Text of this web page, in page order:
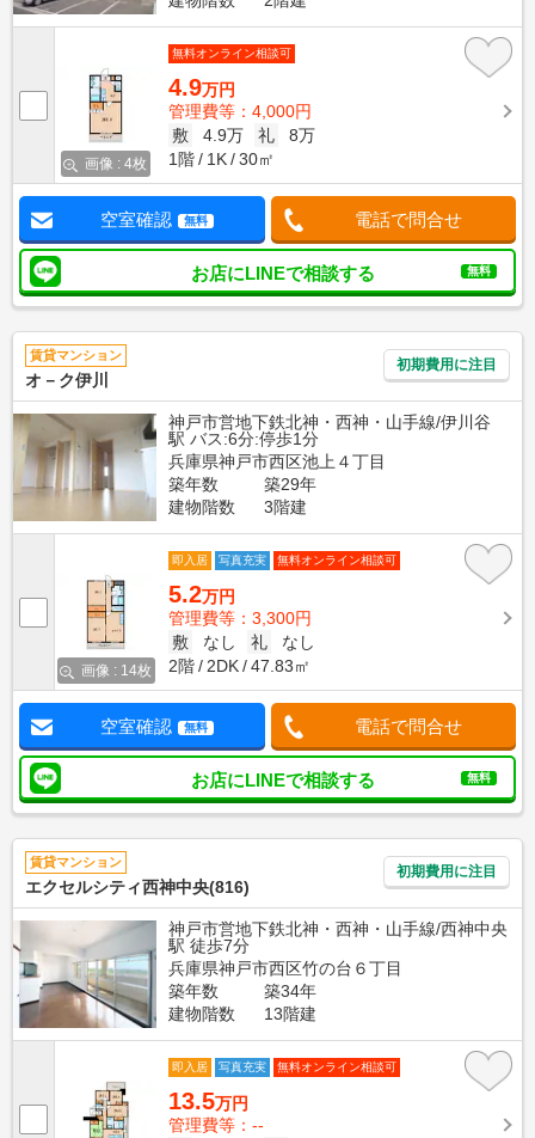
画像 : 4枚
無料オンライン相談可
4.9万円
管理費等：4,000円
敷
4.9万 礼
8万
1階
1K 30㎡
空室確認 無料 電話で問合せ
お店にLINEで相談する 無料
賃貸マンション
オ－ク伊川
初期費用に注目
神戸市営地下鉄北神・西神・山手線/伊川谷
駅 バス:6分:停歩1分
兵庫県神戸市西区池上４丁目
築年数
築29年
建物階数
3階建
画像 : 14枚
即入居 写真充実 無料オンライン相談可
5.2万円
管理費等：3,300円
敷
なし 礼
なし
2階
2DK 47.83㎡
空室確認 無料 電話で問合せ
お店にLINEで相談する 無料
賃貸マンション
エクセルシティ西神中央(816)
初期費用に注目
神戸市営地下鉄北神・西神・山手線/西神中央
駅 徒歩7分
兵庫県神戸市西区竹の台６丁目
築年数
築34年
建物階数
13階建
即入居 写真充実 無料オンライン相談可
13.5万円
管理費等：--